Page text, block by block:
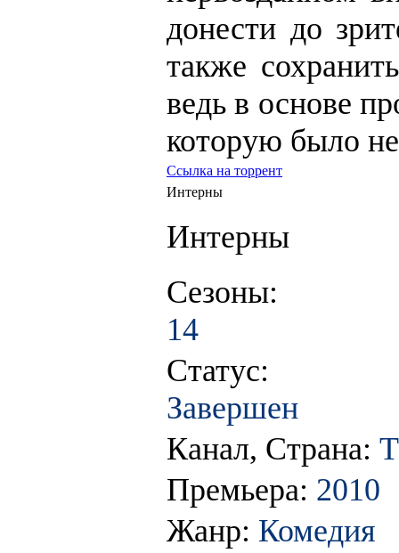
донести до
также
ведь в основе
которую было
Ссылка на торрент
Интерны
Интерны
Сезоны:
14
Статус:
Завершен
Канал, Страна:
Премьера: 2010
Жанр: Комедия